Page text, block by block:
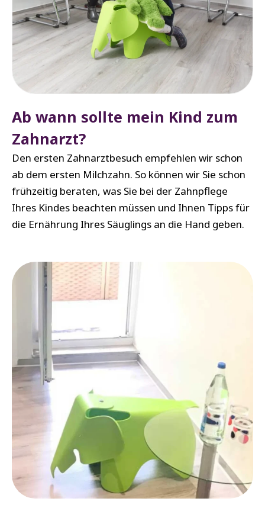
Ab wann sollte mein Kind zum
Zahnarzt?
Den ersten Zahnarztbesuch empfehlen wir schon
ab dem ersten Milchzahn. So können wir Sie schon
frühzeitig beraten, was Sie bei der Zahnpflege
Ihres Kindes beachten müssen und Ihnen Tipps für
die Ernährung Ihres Säuglings an die Hand geben.